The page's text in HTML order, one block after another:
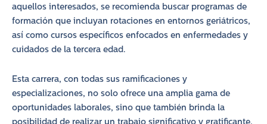
aquellos interesados, se recomienda buscar programas de
formación que incluyan rotaciones en entornos geriátricos,
así como cursos específicos enfocados en enfermedades y
cuidados de la tercera edad.
Esta carrera, con todas sus ramificaciones y
especializaciones, no solo ofrece una amplia gama de
oportunidades laborales, sino que también brinda la